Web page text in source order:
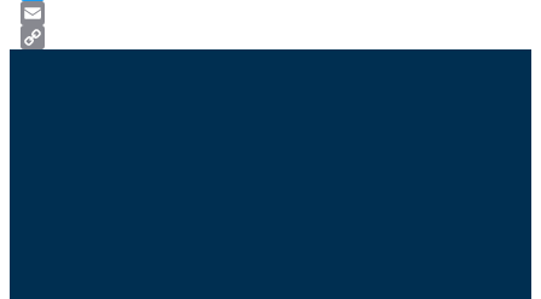
Twitter
Email